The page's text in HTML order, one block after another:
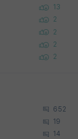
13
2
2
2
2
652
19
14